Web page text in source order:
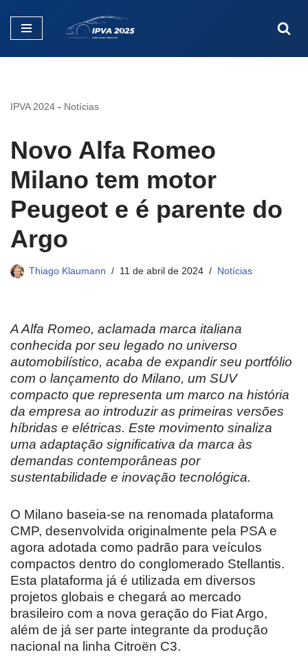
Pular
IPVA 2024 - Notícias
Novo Alfa Romeo
Milano tem motor
Peugeot e é parente do
Argo
Thiago Klaumann 11 de abril de 2024 Notícias
A Alfa Romeo, aclamada marca italiana
conhecida por seu legado no universo
automobilístico, acaba de expandir seu portfólio
com o lançamento do Milano, um SUV
compacto que representa um marco na história
da empresa ao introduzir as primeiras versões
híbridas e elétricas. Este movimento sinaliza
uma adaptação significativa da marca às
demandas contemporâneas por
sustentabilidade e inovação tecnológica.
O Milano baseia-se na renomada plataforma
CMP, desenvolvida originalmente pela PSA e
agora adotada como padrão para veículos
compactos dentro do conglomerado Stellantis.
Esta plataforma já é utilizada em diversos
projetos globais e chegará ao mercado
brasileiro com a nova geração do Fiat Argo,
além de já ser parte integrante da produção
nacional na linha Citroën C3.